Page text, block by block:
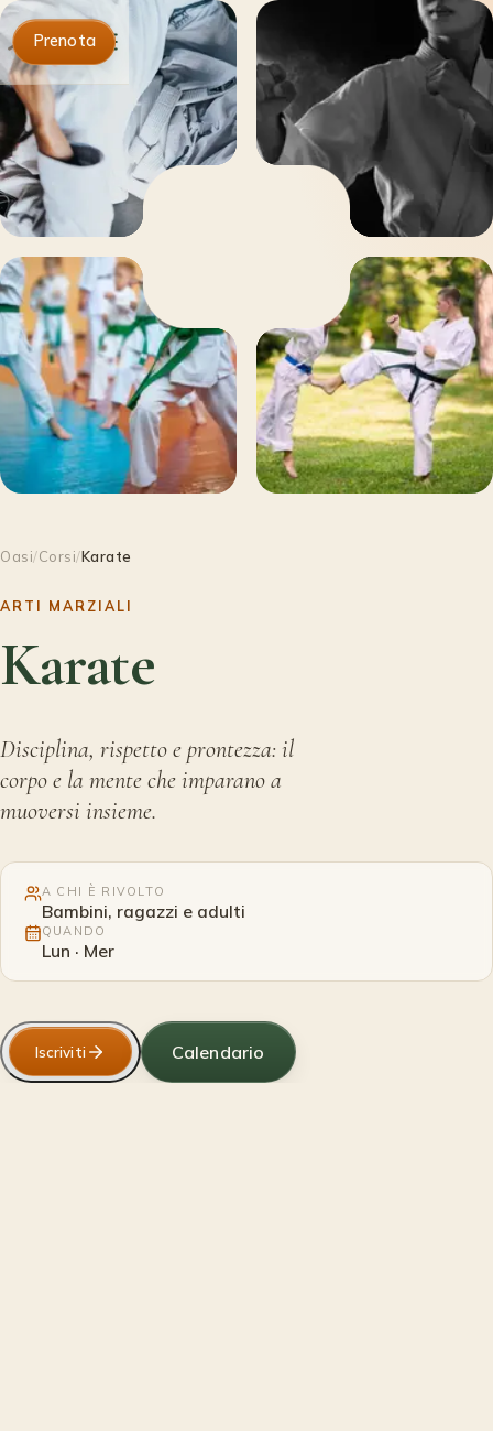
Prenota
Home
L’Oasi
Affitto spazi
Alloggi
Corsi
Fattorie didattiche
Oasi/Corsi/Karate
ARTI MARZIALI
Karate
Disciplina, rispetto e prontezza: il
corpo e la mente che imparano a
muoversi insieme.
A CHI È RIVOLTO
Bambini, ragazzi e adulti
QUANDO
Lun · Mer
Iscriviti Calendario